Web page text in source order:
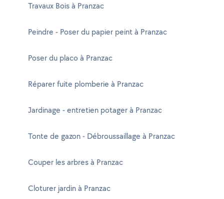
Travaux Bois à Pranzac
Peindre - Poser du papier peint à Pranzac
Poser du placo à Pranzac
Réparer fuite plomberie à Pranzac
Jardinage - entretien potager à Pranzac
Tonte de gazon - Débroussaillage à Pranzac
Couper les arbres à Pranzac
Cloturer jardin à Pranzac